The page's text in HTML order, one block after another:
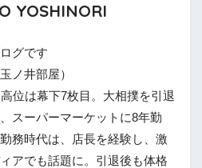
YOSHINORI
グです
ノ井部屋）
位は幕下7枚目。大相撲を引退
スーパーマーケットに8年勤
務時代は、店長を経験し、激
アでも話題に。引退後も体格